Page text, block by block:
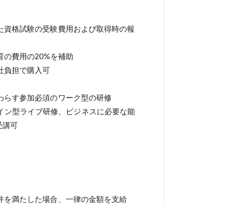
格試験の受験費用および取得時の報
の費用の20%を補助
負担で購入可
す参加必須のワーク型の研修
ン型ライブ研修、ビジネスに必要な能
講可
満たした場合、一律の金額を支給